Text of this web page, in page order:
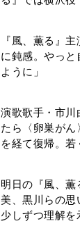
『風、薫る』
に鈍感。やっと
ように」
演歌歌手・市川
たら〈卵巣がん
を経て復帰。
明日の『風、薫
美、黒川らの思
少しずつ理解を